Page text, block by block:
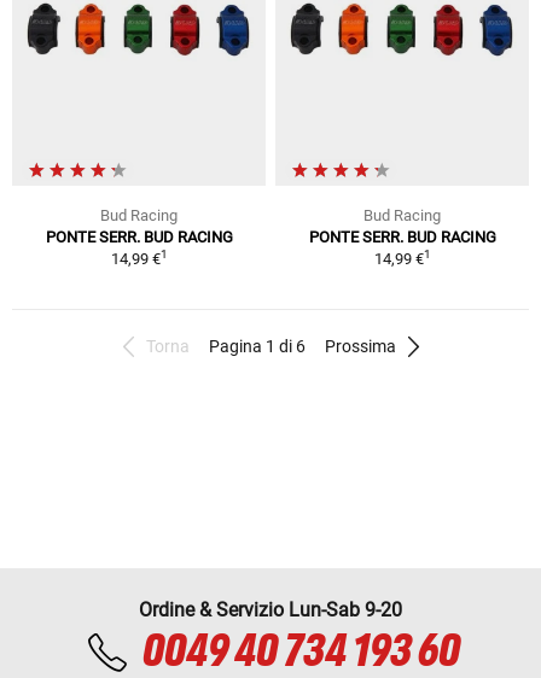
Bud Racing
PONTE SERR. BUD RACING
14,99 €1
Bud Racing
PONTE SERR. BUD RACING
14,99 €1
Torna Pagina 1 di 6 Prossima
Ordine & Servizio Lun-Sab 9-20
0049 40 734 193 60